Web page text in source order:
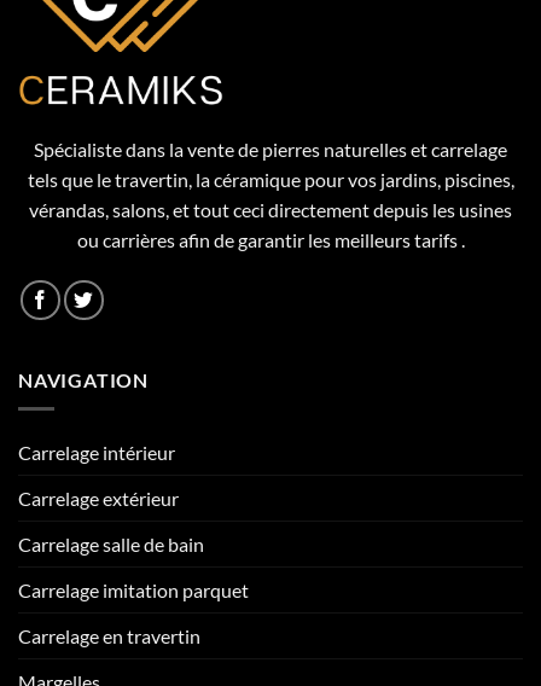
Spécialiste dans la vente de pierres naturelles et carrelage
tels que le travertin, la céramique pour vos jardins, piscines,
vérandas, salons, et tout ceci directement depuis les usines
ou carrières afin de garantir les meilleurs tarifs .
NAVIGATION
Carrelage intérieur
Carrelage extérieur
Carrelage salle de bain
Carrelage imitation parquet
Carrelage en travertin